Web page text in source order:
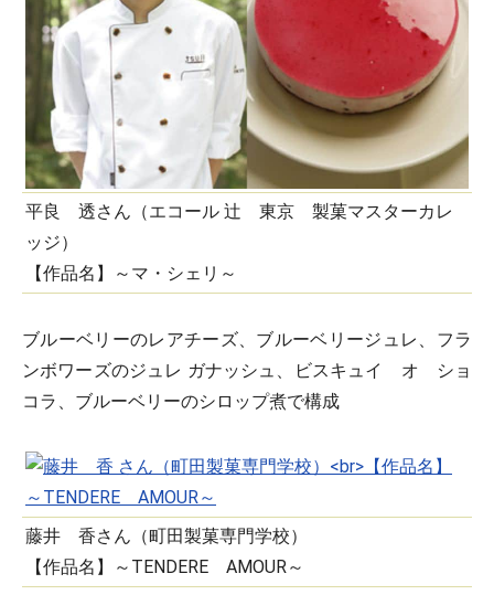
平良 透さん（エコール 辻 東京 製菓マスターカレ
ッジ）
【作品名】～マ・シェリ～
ブルーベリーのレアチーズ、ブルーベリージュレ、フラ
ンボワーズのジュレ ガナッシュ、ビスキュイ オ ショ
コラ、ブルーベリーのシロップ煮で構成
藤井 香さん（町田製菓専門学校）
【作品名】～TENDERE AMOUR～